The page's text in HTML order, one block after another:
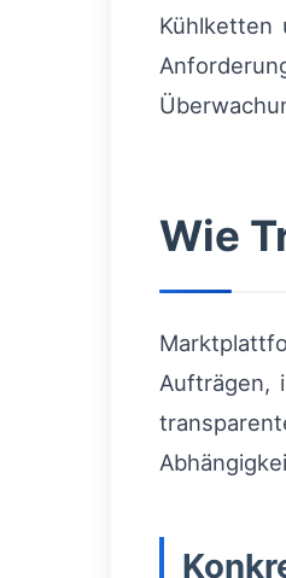
Kühlketten
Wie
Aufträgen,